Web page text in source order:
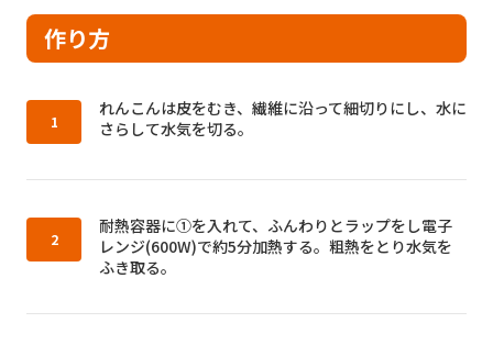
作り方
作り方1：
れんこんは皮をむき、繊維に沿って細切りにし、水に
さらして水気を切る。
作り方2：
耐熱容器に①を入れて、ふんわりとラップをし電子
レンジ(600W)で約5分加熱する。粗熱をとり水気を
ふき取る。